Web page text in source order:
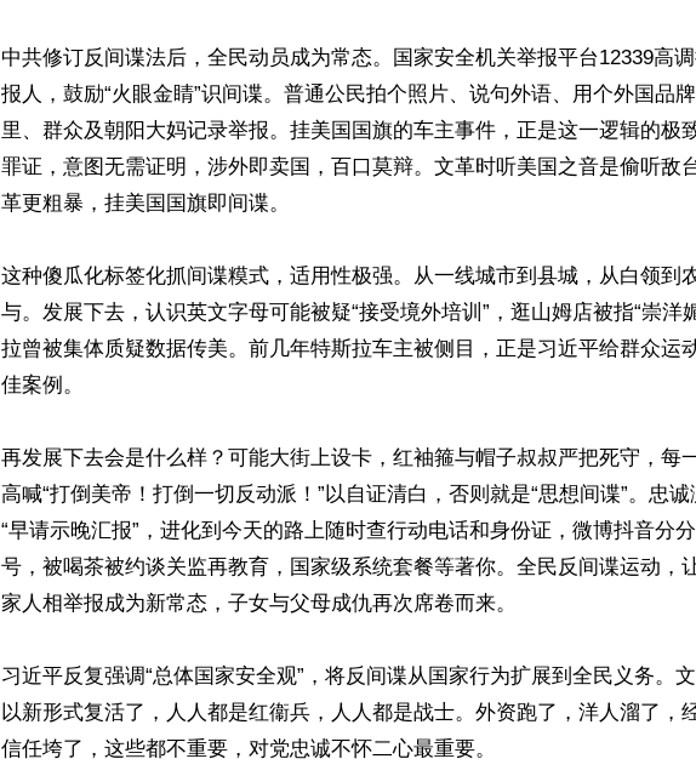
中共修订反间谍法后，全民动员成为常态。国家安全机关举报平台12339高
报人，鼓励“火眼金睛”识间谍。普通公民拍个照片、说句外语、用个外国品
里、群众及朝阳大妈记录举报。挂美国国旗的车主事件，正是这一逻辑的极
罪证，意图无需证明，涉外即卖国，百口莫辩。文革时听美国之音是偷听敌
革更粗暴，挂美国国旗即间谍。
这种傻瓜化标签化抓间谍糢式，适用性极强。从一线城市到县城，从白领到
与。发展下去，认识英文字母可能被疑“接受境外培训”，逛山姆店被指“崇洋
拉曾被集体质疑数据传美。前几年特斯拉车主被侧目，正是习近平给群众运
佳案例。
再发展下去会是什么样？可能大街上设卡，红袖箍与帽子叔叔严把死守，每
高喊“打倒美帝！打倒一切反动派！”以自证清白，否则就是“思想间谍”。忠
“早请示晚汇报”，进化到今天的路上随时查行动电话和身份证，微博抖音分
号，被喝茶被约谈关监再教育，国家级系统套餐等著你。全民反间谍运动，
家人相举报成为新常态，子女与父母成仇再次席卷而来。
习近平反复强调“总体国家安全观”，将反间谍从国家行为扩展到全民义务。
以新形式复活了，人人都是红衞兵，人人都是战士。外资跑了，洋人溜了，
信任垮了，这些都不重要，对党忠诚不怀二心最重要。